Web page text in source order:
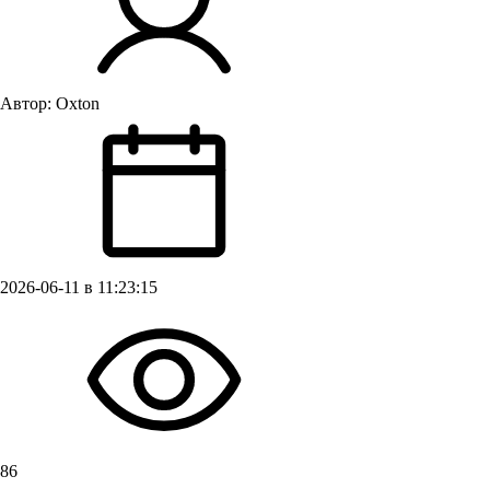
Автор: Oxton
2026-06-11 в 11:23:15
86